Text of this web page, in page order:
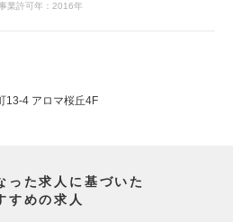
業許可年：2016年
13-4 アロマ桜丘4F
った求人に基づいた
すめの求人